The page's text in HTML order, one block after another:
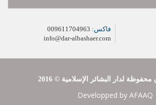
فاكس:
info@dar-albashaer.com
محفوظة لدار البشائر الإسلامية
Developped by AFAAQ